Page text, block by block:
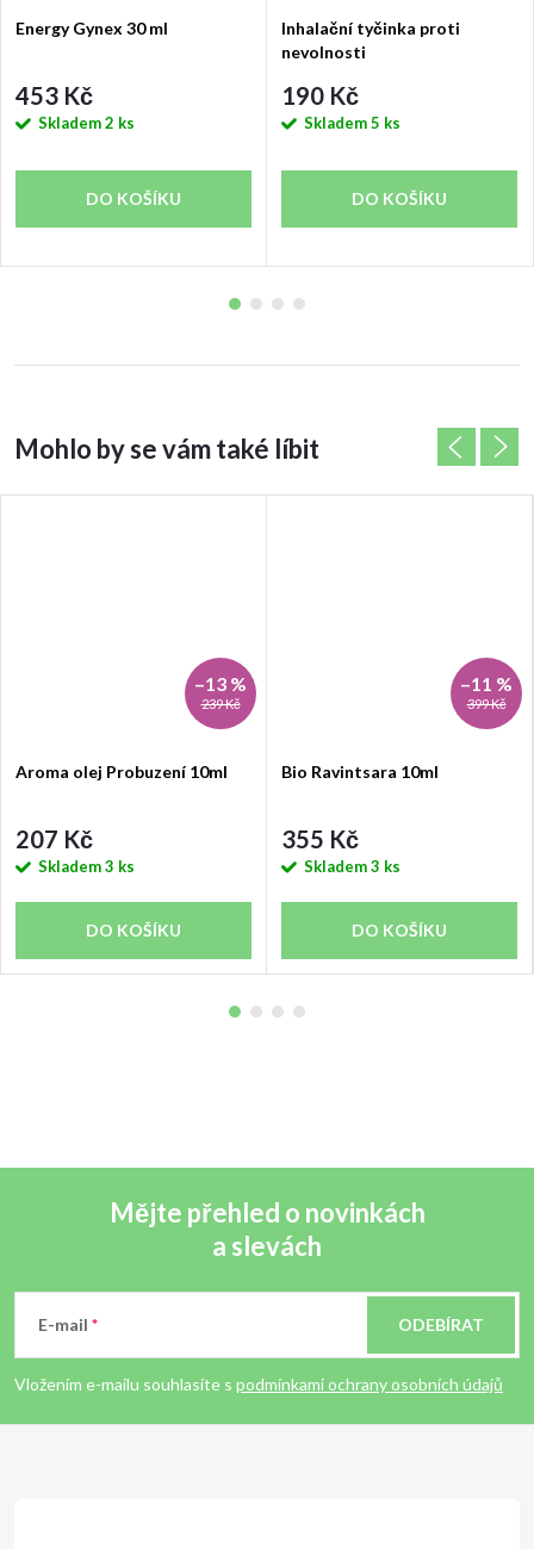
Energy Gynex 30 ml
453 Kč
Skladem2 ks
DO KOŠÍKU
Inhalační tyčinka proti
nevolnosti
190 Kč
Skladem5 ks
DO KOŠÍKU
239 Kč
–13 %
Aroma olej Probuzení 10ml
207 Kč
Skladem3 ks
DO KOŠÍKU
399 Kč
–11 %
Bio Ravintsara 10ml
355 Kč
Skladem3 ks
DO KOŠÍKU
p
Mějte přehled o novinkách
a slevách
E-mail
Vložením e-mailu souhlasíte s podmínkami ochrany osobních údajů
ODEBÍRAT